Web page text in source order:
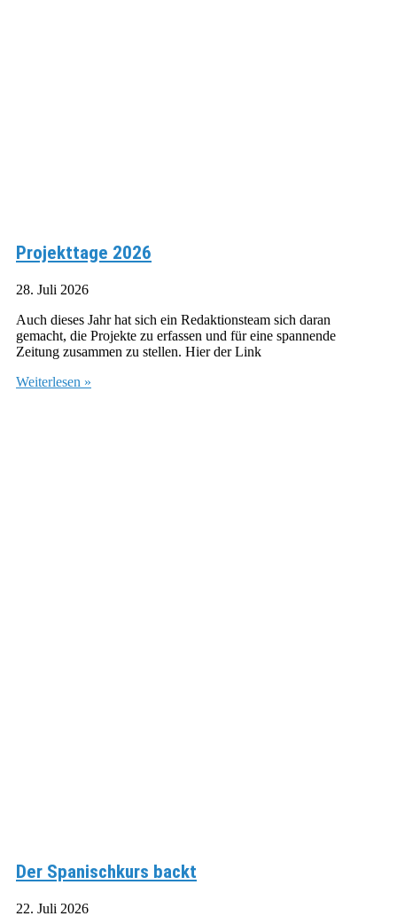
Projekttage 2026
28. Juli 2026
Auch dieses Jahr hat sich ein Redaktionsteam sich daran
gemacht, die Projekte zu erfassen und für eine spannende
Zeitung zusammen zu stellen. Hier der Link
Weiterlesen »
Der Spanischkurs backt
22. Juli 2026